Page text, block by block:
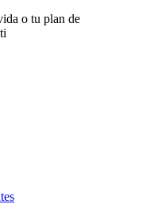
o tu plan de